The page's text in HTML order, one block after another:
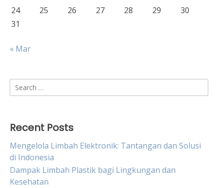
24
25 26 27 28 29
30
31
« Mar
Search
for:
Recent Posts
Mengelola Limbah Elektronik: Tantangan dan Solusi
di Indonesia
Dampak Limbah Plastik bagi Lingkungan dan
Kesehatan